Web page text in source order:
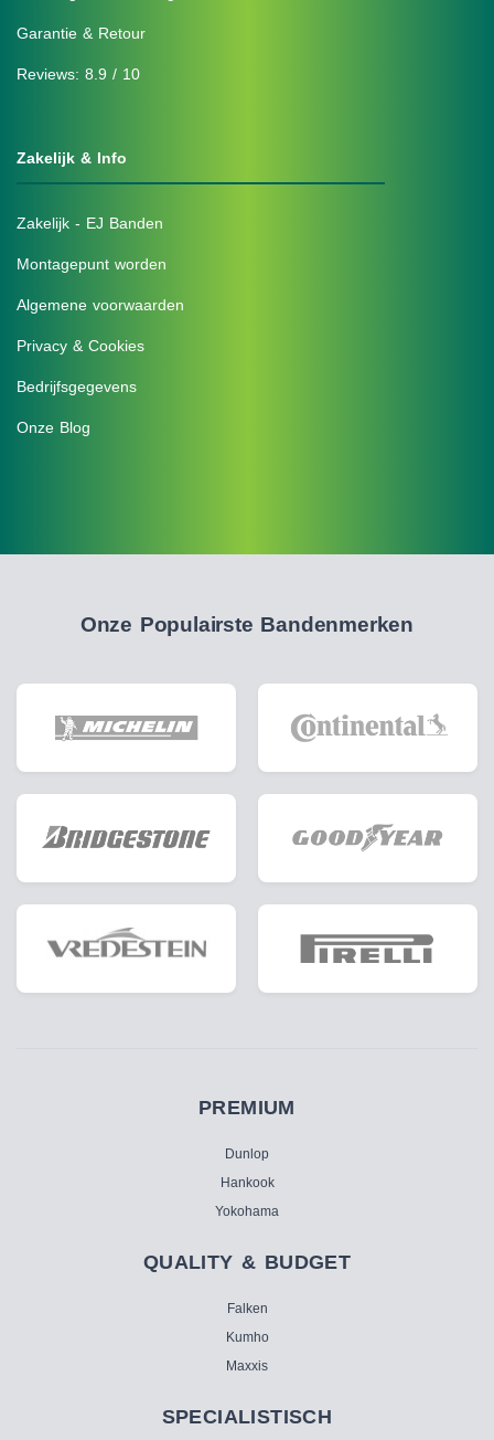
Garantie & Retour
Reviews: 8.9 / 10
Zakelijk & Info
Zakelijk - EJ Banden
Montagepunt worden
Algemene voorwaarden
Privacy & Cookies
Bedrijfsgegevens
Onze Blog
Onze Populairste Bandenmerken
PREMIUM
Dunlop
Hankook
Yokohama
QUALITY & BUDGET
Falken
Kumho
Maxxis
SPECIALISTISCH